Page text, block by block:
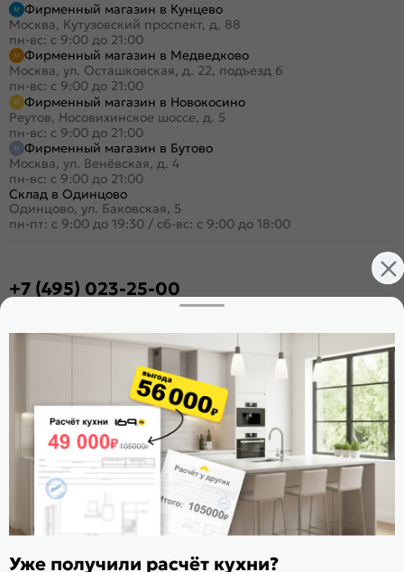
Фирменный магазин в Кунцево
Москва, Кутузовский проспект, д. 88
пн-вс: с 9:00 до 21:00
Фирменный магазин в Медведково
Москва, ул. Осташковская, д. 22, подъезд 6
пн-вс: с 9:00 до 21:00
Фирменный магазин в Новокосино
Реутов, Носовихинское шоссе, д. 5
пн-вс: с 9:00 до 21:00
Фирменный магазин в Бутово
Москва, ул. Венёвская, д. 4
пн-вс: с 9:00 до 21:00
Склад в Одинцово
Одинцово, ул. Баковская, 5
пн-пт: с 9:00 до 19:30 / сб-вс: с 9:00 до 18:00
+7 (495) 023-25-00
Стать дилером
Расскажите о нас
Поделиться
Оцените магазин
ИКС 1180
© 2015—2026 Интернет-магазин мебели Mebel169.ru
Уже получили расчёт кухни?